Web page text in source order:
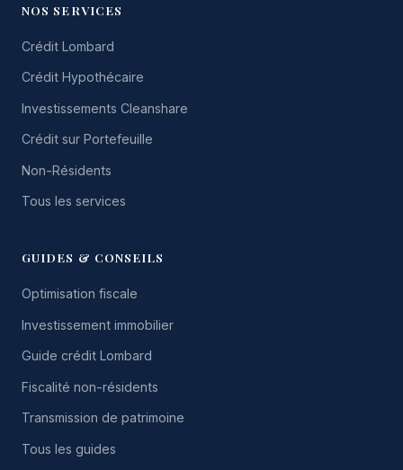
NOS SERVICES
Crédit Lombard
Crédit Hypothécaire
Investissements Cleanshare
Crédit sur Portefeuille
Non-Résidents
Tous les services
GUIDES & CONSEILS
Optimisation fiscale
Investissement immobilier
Guide crédit Lombard
Fiscalité non-résidents
Transmission de patrimoine
Tous les guides